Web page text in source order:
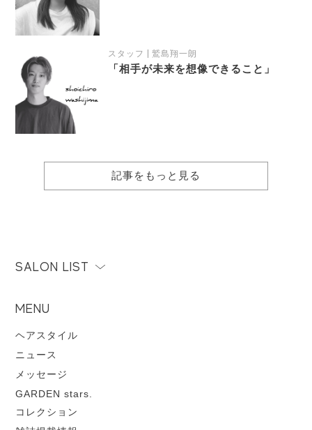
スタッフ 鷲島翔一朗
「相手が未来を想像できること」
記事をもっと見る
SALON LIST
MENU
ヘアスタイル
ニュース
メッセージ
GARDEN stars.
コレクション